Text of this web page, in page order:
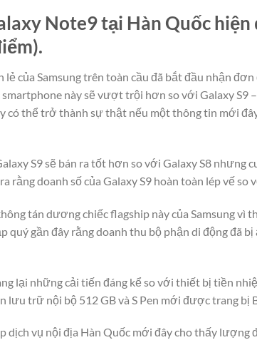
Note9 tại Hàn Quốc hiện
lẻ của Samsung trên toàn cầu đã bắt đầu nhận
smartphone này sẽ vượt trội hơn so với Galaxy S9
có thể trở thành sự thật nếu một thông tin mới
S9 sẽ bán ra tốt hơn so với Galaxy S8 nhưng
rằng doanh số của Galaxy S9 hoàn toàn lép vế
tán dương chiếc flagship này của Samsung vì
quý gần đây rằng doanh thu bộ phận di động đã
lại những cải tiến đáng kể so với thiết bị tiền
lưu trữ nội bộ 512 GB và S Pen mới được trang bị
dịch vụ nội địa Hàn Quốc mới đây cho thấy